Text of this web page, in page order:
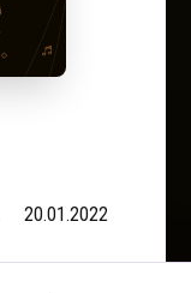
20.01.2022